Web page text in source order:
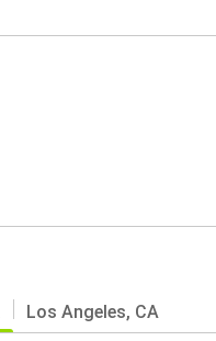
Los Angeles, CA